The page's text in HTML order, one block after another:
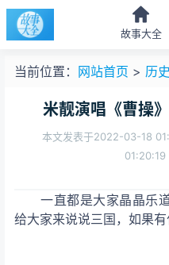
故事大全
当前位置： 网站首页 > 历
米靓演唱《曹操
本文发表于2022-03-18
01:20:19
一直都是大家晶晶乐
给大家来说说三国，如果